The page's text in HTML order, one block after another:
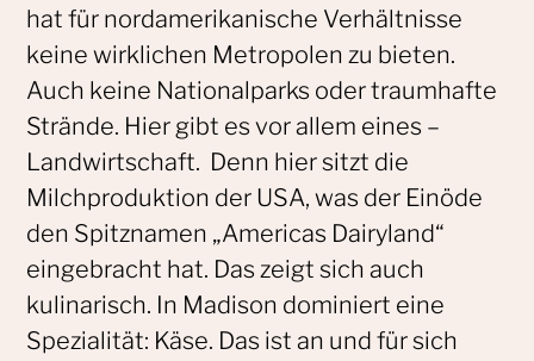
hat für nordamerikanische Verhältnisse
keine wirklichen Metropolen zu bieten.
Auch keine Nationalparks oder traumhafte
Strände. Hier gibt es vor allem eines –
Landwirtschaft. Denn hier sitzt die
Milchproduktion der USA, was der Einöde
den Spitznamen „Americas Dairyland“
eingebracht hat. Das zeigt sich auch
kulinarisch. In Madison dominiert eine
Spezialität: Käse. Das ist an und für sich